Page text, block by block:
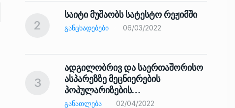
2
საიტი მუშაობს სატესტო რეჟიმში
ᲒᲐᲜᲪᲮᲐᲓᲔᲑᲔᲑᲘ 06/03/2022
3
ადგილობრივ და საერთაშორისო
ასპარეზზე მეცნიერების
პოპულარიზების…
ᲒᲐᲜᲐᲗᲚᲔᲑᲐ 02/04/2022